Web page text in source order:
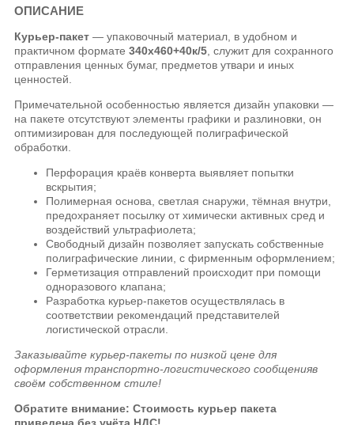
ОПИСАНИЕ
Курьер-пакет — упаковочный материал, в удобном и
практичном формате340х460+40к/5 , служит для сохранного
отправления ценных бумаг, предметов утвари и иных
ценностей.
Примечательной особенностью является дизайн упаковки —
на пакете отсутствуют элементы графики и разлиновки, он
оптимизирован для последующей полиграфической
обработки.
Перфорация краёв конверта выявляет попытки
вскрытия;
Полимерная основа, светлая снаружи, тёмная внутри,
предохраняет посылку от химически активных сред и
воздействий ультрафиолета;
Свободный дизайн позволяет запускать собственные
полиграфические линии, с фирменным оформлением;
Герметизация отправлений происходит при помощи
одноразового клапана;
Разработка курьер-пакетов осуществлялась в
соответствии рекомендаций представителей
логистической отрасли.
Заказывайте курьер-пакеты по низкой цене для
оформления транспортно-логистического сообщенияв
своём собственном стиле!
Обратите внимание: Стоимость курьер пакета